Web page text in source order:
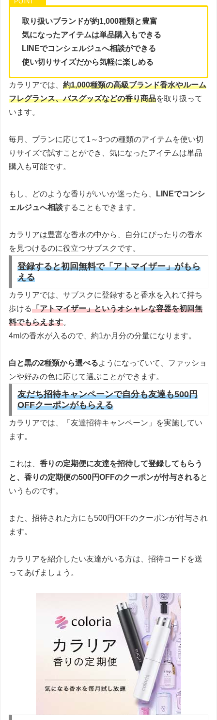
取り扱いブランドが約1,000種類と豊富
気になったアイテムは単品購入もできる
LINEでコンシェルジュへ相談ができる
使い切りサイズだから気軽に楽しめる
カラリアでは、約1,000種類の高級ブランド香水やルーム
フレグランス、バスグッズなどの香り商品を取り扱って
います。
毎月、プランに応じて1～3つの種類のアイテムを使い切
りサイズで試すことができ、気になったアイテムは単品
購入も可能です。
もし、どのような香りがいいか迷ったら、
LINEでコンシ
ェルジュへ相談することもできます。
カラリアは豊富な香水の中から、自分にぴったりの香水
を見つけるのに役立つサブスクです。
登録すると初回無料で「アトマイザー」がもら
える
カラリアでは、サブスクに登録すると香水を入れて持ち
歩ける「アトマイザー」というオシャレな容器を初回無
料でもらえます。
4mlの香水が入るので、約1か月分の分量になります。
白と黒の2種類から選べるようになっていて、ファッショ
ンや好みの色に応じて選ぶことができます。
友だち招待キャンペーンで自分も友達も500円
OFFクーポンがもらえる
カラリアでは、「友達招待キャンペーン」を実施してい
ます。
これは、香りの定期便に友達を招待して登録してもらう
と、香りの定期便の500円OFFのクーポンが付与されると
いうものです。
また、招待された方にも500円OFFのクーポンが付与され
ます。
カラリアを紹介したい友達がいる方は、招待コードを送
ってあげましょう。